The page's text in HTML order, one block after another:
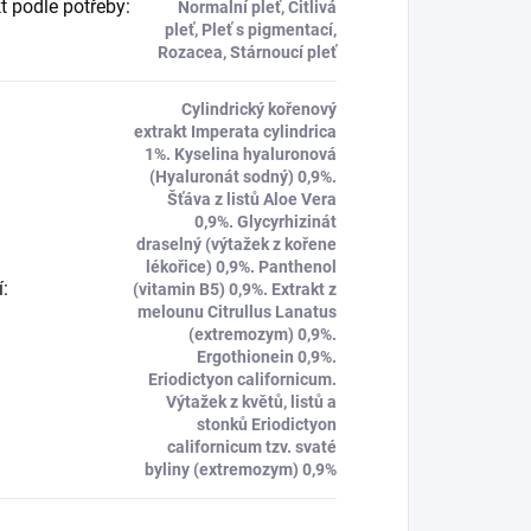
podle potřeby:
Normalní pleť, Citlivá
pleť, Pleť s pigmentací,
Rozacea, Stárnoucí pleť
:
Cylindrický kořenový
extrakt Imperata cylindrica
1%. Kyselina hyaluronová
(Hyaluronát sodný) 0,9%.
Šťáva z listů Aloe Vera
0,9%. Glycyrhizinát
draselný (výtažek z kořene
lékořice) 0,9%. Panthenol
(vitamin B5) 0,9%. Extrakt z
melounu Citrullus Lanatus
(extremozym) 0,9%.
Ergothionein 0,9%.
Eriodictyon californicum.
Výtažek z květů, listů a
stonků Eriodictyon
californicum tzv. svaté
byliny (extremozym) 0,9%